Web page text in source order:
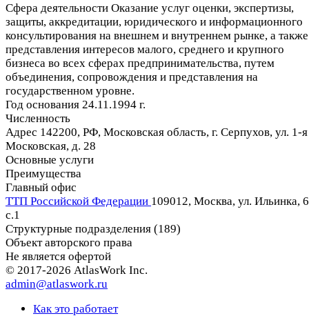
Сфера деятельности Оказание услуг оценки, экспертизы,
защиты, аккредитации, юридического и информационного
консультирования на внешнем и внутреннем рынке, а также
представления интересов малого, среднего и крупного
бизнеса во всех сферах предпринимательства, путем
объединения, сопровождения и представления на
государственном уровне.
Год основания 24.11.1994 г.
Численность
Адрес 142200, РФ, Московская область, г. Серпухов, ул. 1-я
Московская, д. 28
Основные услуги
Преимущества
Главный офис
ТТП Российской Федерации 109012, Москва, ул. Ильинка,
c.1
Структурные подразделения (189)
Объект авторского права
Не является офертой
© 2017-2026 AtlasWork Inc.
admin@atlaswork.ru
Как это работает